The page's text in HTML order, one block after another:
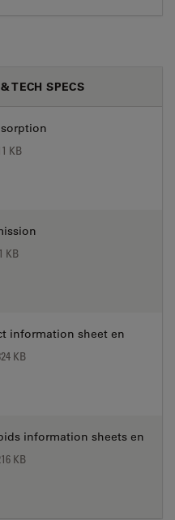
TECH SPECS
KB
KB
information sheet en
KB
information sheets en
KB